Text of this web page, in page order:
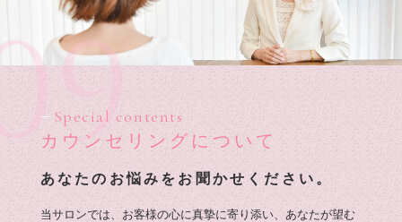
Special contents
カウンセリングについて
あなたのお悩みをお聞かせください。
当サロンでは、お客様の心に真摯に寄り添い、あなたが望む